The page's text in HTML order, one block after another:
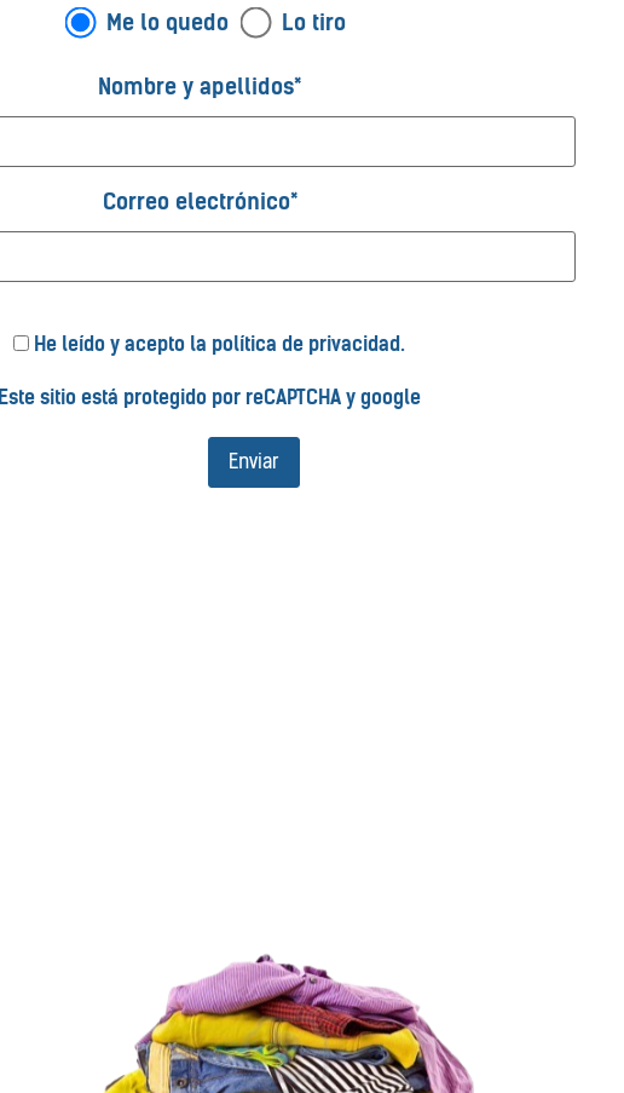
Me lo quedo
Lo tiro
Nombre y apellidos*
Correo electrónico*
He leído y acepto la política de privacidad.
Este sitio está protegido por reCAPTCHA y google